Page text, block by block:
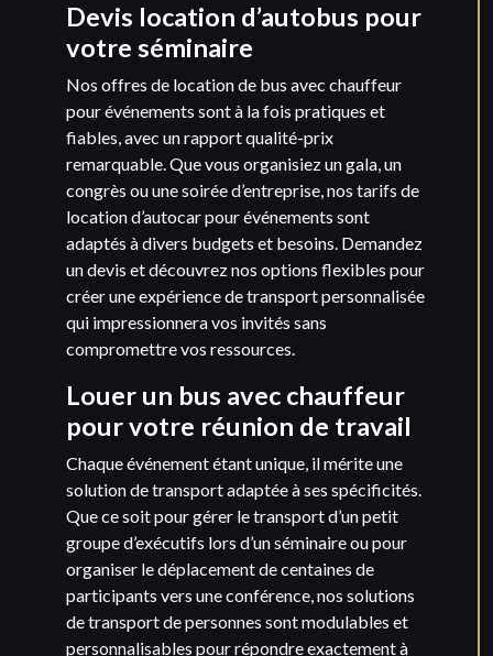
Devis location d’autobus pour
votre séminaire
Nos offres de location de bus avec chauffeur
pour événements sont à la fois pratiques et
fiables, avec un rapport qualité-prix
remarquable. Que vous organisiez un gala, un
congrès ou une soirée d’entreprise, nos tarifs de
location d’autocar pour événements sont
adaptés à divers budgets et besoins. Demandez
un devis et découvrez nos options flexibles pour
créer une expérience de transport personnalisée
qui impressionnera vos invités sans
compromettre vos ressources.
Louer un bus avec chauffeur
pour votre réunion de travail
Chaque événement étant unique, il mérite une
solution de transport adaptée à ses spécificités.
Que ce soit pour gérer le transport d’un petit
groupe d’exécutifs lors d’un séminaire ou pour
organiser le déplacement de centaines de
participants vers une conférence, nos solutions
de transport de personnes sont modulables et
personnalisables pour répondre exactement à